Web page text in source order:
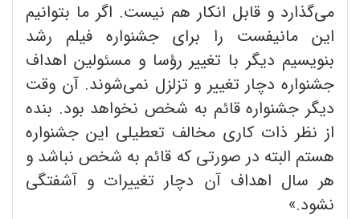
می‌گذارد و قابل انکار هم نیست. اگر ما بتوانیم
این مانیفست را برای جشنواره فیلم رشد
بنویسیم دیگر با تغییر رؤسا و مسئولین اهداف
جشنواره دچار تغییر و تزلزل نمی‌شوند. آن وقت
دیگر جشنواره قائم به شخص نخواهد بود. بنده
از نظر ذات کاری مخالف تعطیلی این جشنواره
هستم البته در صورتی که قائم به شخص نباشد و
هر سال اهداف آن دچار تغییرات و آشفتگی
نشود.»